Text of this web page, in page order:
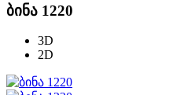
ბინა 1220
3D
2D